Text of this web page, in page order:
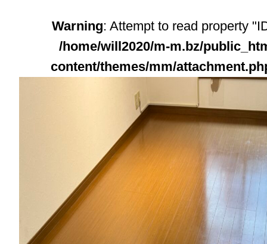
Warning: Attempt to read property
/home/will2020/m-m.bz/
content/themes/mm/